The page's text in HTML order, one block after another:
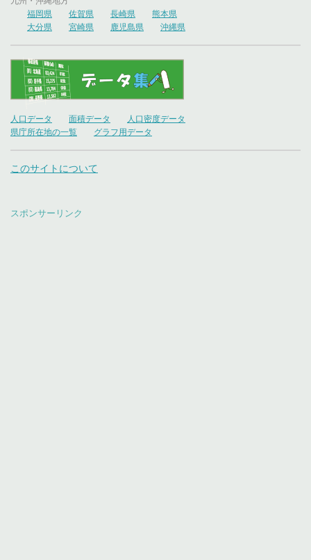
福岡県
佐賀県 長崎県
熊本県
大分県
宮崎県 鹿児島県 沖縄県
人口データ 面積データ
人口密度データ
県庁所在地の一覧
グラフ用データ
このサイトについて
スポンサーリンク